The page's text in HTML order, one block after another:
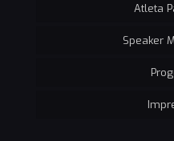
Atleta
Speaker